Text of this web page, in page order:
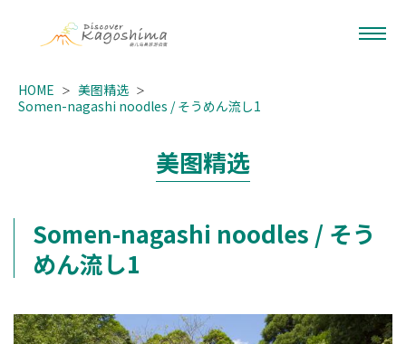
HOME
美图精选
Somen-nagashi noodles / そうめん流し1
美图精选
Somen-nagashi noodles / そう
めん流し1